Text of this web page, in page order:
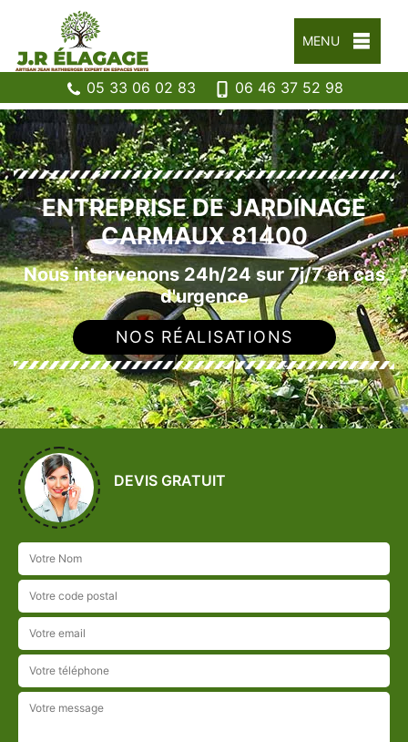
MENU
05 33 06 02 83 06 46 37 52 98
ENTREPRISE DE JARDINAGE
CARMAUX 81400
Nous intervenons 24h/24 sur 7j/7 en cas
d'urgence
NOS RÉALISATIONS
DEVIS GRATUIT